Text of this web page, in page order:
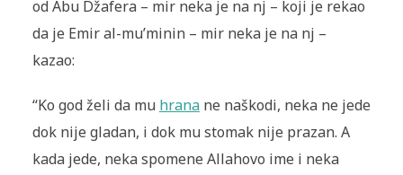
od Abu Džafera – mir neka je na nj – koji je rekao
da je Emir al-mu’minin – mir neka je na nj –
kazao:
“Ko god želi da mu hranane naškodi, neka ne jede
dok nije gladan, i dok mu stomak nije prazan. A
kada jede, neka spomene Allahovo ime i neka